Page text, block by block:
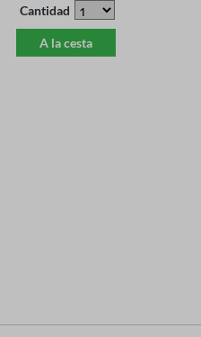
Cantidad
A la cesta